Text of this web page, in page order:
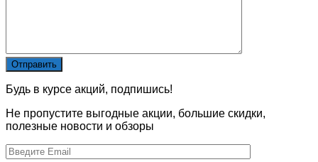
Будь в курсе акций, подпишись!
Не пропустите выгодные акции, большие скидки,
полезные новости и обзоры